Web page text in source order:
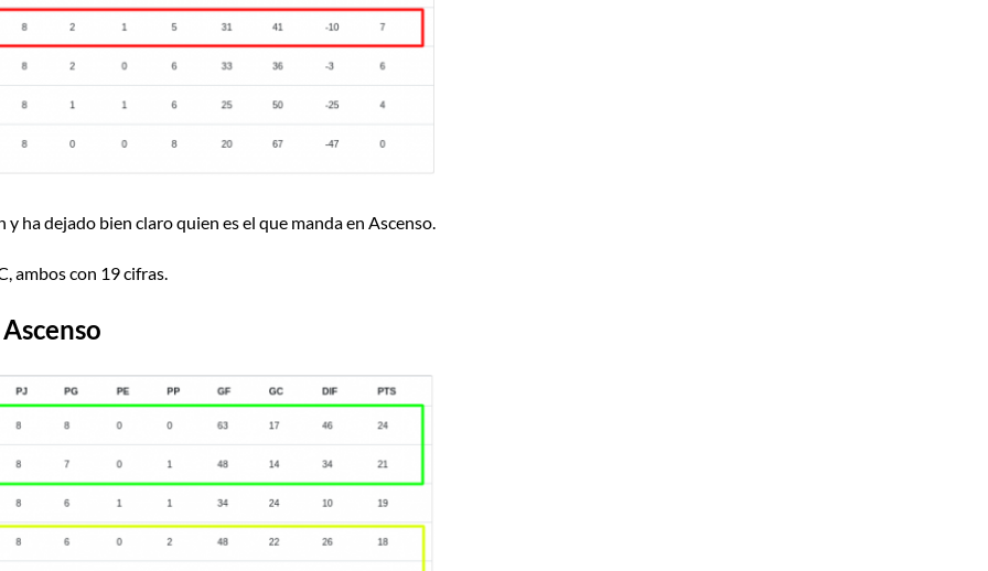
ha dejado bien claro quien es el que manda en Ascenso.
ambos con 19 cifras.